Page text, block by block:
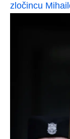
zločincu